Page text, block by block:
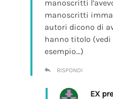
manoscritti
manoscritti
autori dicono di
hanno titolo (vedi
esempio…)
RISPONDI
EX